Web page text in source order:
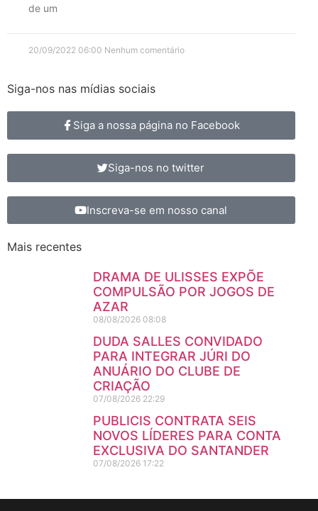
de um
20/09/2022 06:00 Nenhum comentário
Siga-nos nas mídias sociais
Siga a nossa página no Facebook
Siga-nos no twitter
Inscreva-se em nosso canal
Mais recentes
DRAMA DE ULISSES EXPÕE
COMPULSÃO POR JOGOS DE
AZAR
08/08/2026 08:08
DUDA SALLES CONVIDADO
PARA INTEGRAR JÚRI DO
ANUÁRIO DO CLUBE DE
CRIAÇÃO
07/08/2026 22:29
PUBLICIS CONTRATA SEIS
NOVOS LÍDERES PARA CONTA
EXCLUSIVA DO SANTANDER
07/08/2026 17:22